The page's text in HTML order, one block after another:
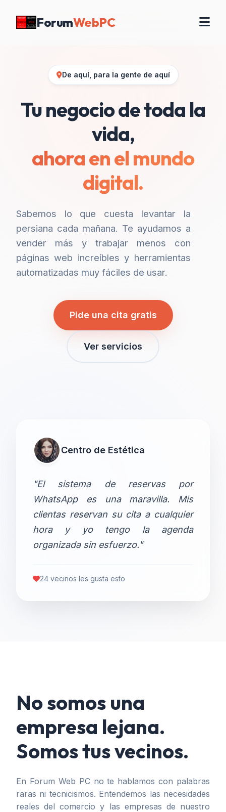
ForumWebPC
De aquí, para la gente de aquí
Tu negocio de toda la
vida,
ahora en el mundo
digital.
Sabemos lo que cuesta levantar la
persiana cada mañana. Te ayudamos a
vender más y trabajar menos con
páginas web increíbles y herramientas
automatizadas muy fáciles de usar.
Pide una cita gratis
Ver servicios
Centro de Estética
"El sistema de reservas por
WhatsApp es una maravilla. Mis
clientas reservan su cita a cualquier
hora y yo tengo la agenda
organizada sin esfuerzo."
24 vecinos les gusta esto
No somos una
empresa lejana.
Somos tus vecinos.
En Forum Web PC no te hablamos con palabras
raras ni tecnicismos. Entendemos las necesidades
reales del comercio y las empresas de nuestro